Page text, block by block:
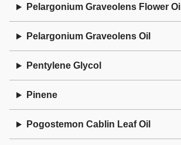
Pelargonium Graveolens Flower Oil
Pelargonium Graveolens Oil
Pentylene Glycol
Pinene
Pogostemon Cablin Leaf Oil